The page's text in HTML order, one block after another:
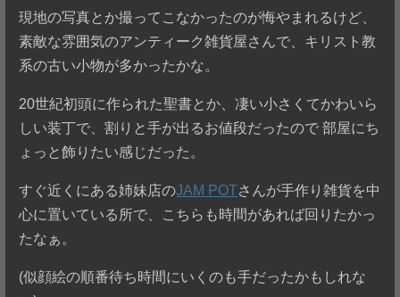
現地の写真とか撮ってこなかったのが悔やまれるけど、
素敵な雰囲気のアンティーク雑貨屋さんで、キリスト教
系の古い小物が多かったかな。
20世紀初頭に作られた聖書とか、凄い小さくてかわいら
しい装丁で、割りと手が出るお値段だったので 部屋にち
ょっと飾りたい感じだった。
すぐ近くにある姉妹店のJAM POT さんが手作り雑貨を中
心に置いている所で、こちらも時間があれば回りたかっ
たなぁ。
(似顔絵の順番待ち時間にいくのも手だったかもしれな